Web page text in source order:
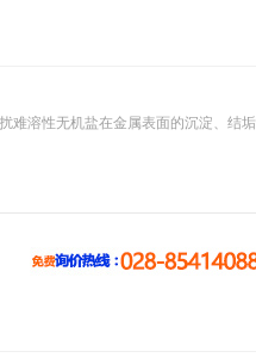
难溶性无机盐在金属表面的沉淀、结垢